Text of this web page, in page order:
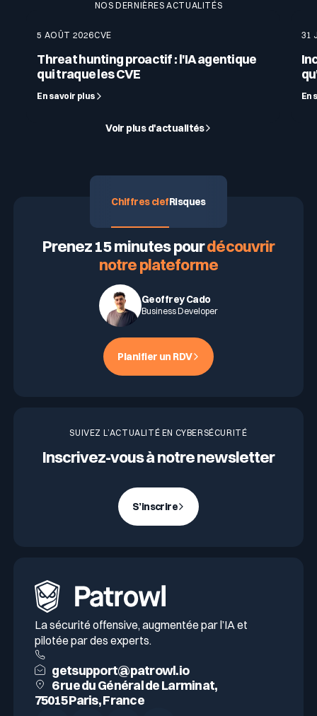
Chiffres clefRisques
NOS DERNIÈRES ACTUALITÉS
5 AOÛT 2026CVE
Threat hunting proactif : l'IA agentique
qui traque les CVE
En savoir plus
31
En
Voir plus d'actualités
Prenez 15 minutes pourdécouvrir
notre plateforme
Geoffrey Cado
Business Developer
Planifier un RDV
SUIVEZ L’ACTUALITÉ EN CYBERSÉCURITÉ
Inscrivez-vous à notre newsletter
S’inscrire
La sécurité offensive, augmentée par l’IA et
pilotée par des experts.
getsupport@patrowl.io
6 rue du Général de Larminat,
75015 Paris, France